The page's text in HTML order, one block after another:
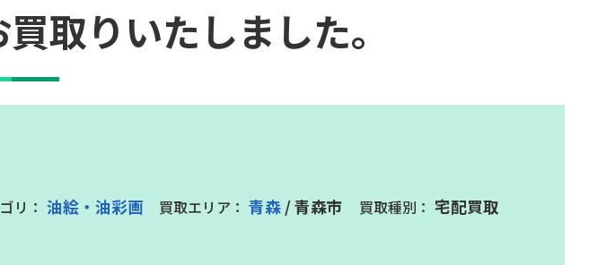
取りいたしました。
油絵・油彩画 青森 / 青森市
宅配買取